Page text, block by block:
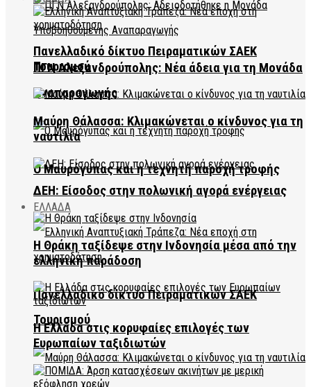
ΠΓΝ Αλεξανδρούπολης: Νέα άδεια για τη Μονάδα
Αναπαραγωγής
Ο Μαυρόγυπας και η τεχνητή παροχή τροφής
ΕΛΛΑΔΑ
Πανελλαδικό δίκτυο Πειραματικών ΣΑΕΚ
Τουρισμού
Πανελλαδικό δίκτυο Πειραματικών ΣΑΕΚ
Τουρισμού
Μαύρη Θάλασσα: Κλιμακώνεται ο κίνδυνος για τη
ναυτιλία
ΔΕΗ: Είσοδος στην πολωνική αγορά ενέργειας
Η Θράκη ταξίδεψε στην Ινδονησία μέσα από την
ελληνική παράδοση
Η Ελλάδα στις κορυφαίες επιλογές των
Ευρωπαίων ταξιδιωτών